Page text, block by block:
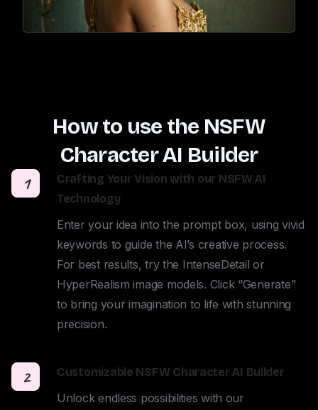
How to use the NSFW
Character AI Builder
1
Crafting Your Vision with our NSFW AI
Technology
Enter your idea into the prompt box, using vivid
keywords to guide the AI’s creative process.
For best results, try the IntenseDetail or
HyperRealism image models. Click “Generate”
to bring your imagination to life with stunning
precision.
2 Customizable NSFW Character AI Builder
Unlock endless possibilities with our